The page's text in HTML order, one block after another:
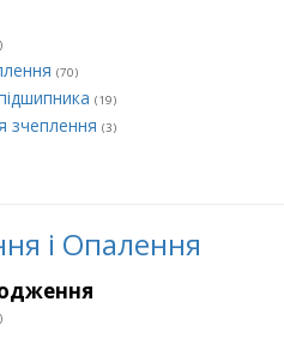
(70)
(19)
зчеплення (3)
і Опалення